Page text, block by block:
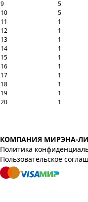
9
5
10
5
11
1
12
1
13
1
14
1
15
1
16
1
17
1
18
1
19
1
20
1
КОМПАНИЯ МИРЭНА-
Политика
Пользовательское